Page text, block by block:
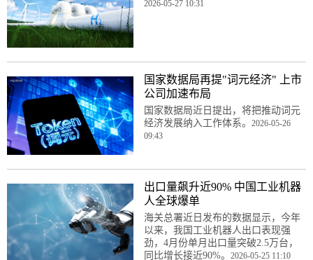
2026-05-27 10:31
国家数据局再提"词元经济" 上市
公司加速布局
国家数据局近日提出，将把推动词元
经济发展纳入工作体系。 2026-05-26
09:43
出口量飙升近90% 中国工业机器
人全球爆单
海关总署近日发布的数据显示，今年
以来，我国工业机器人出口表现强
劲，4月份单月出口量突破2.5万台，
同比增长接近90%。 2026-05-25 11:10